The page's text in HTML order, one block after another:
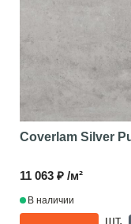
Coverlam Silver
11 063 ₽ /м²
В наличии
шт.